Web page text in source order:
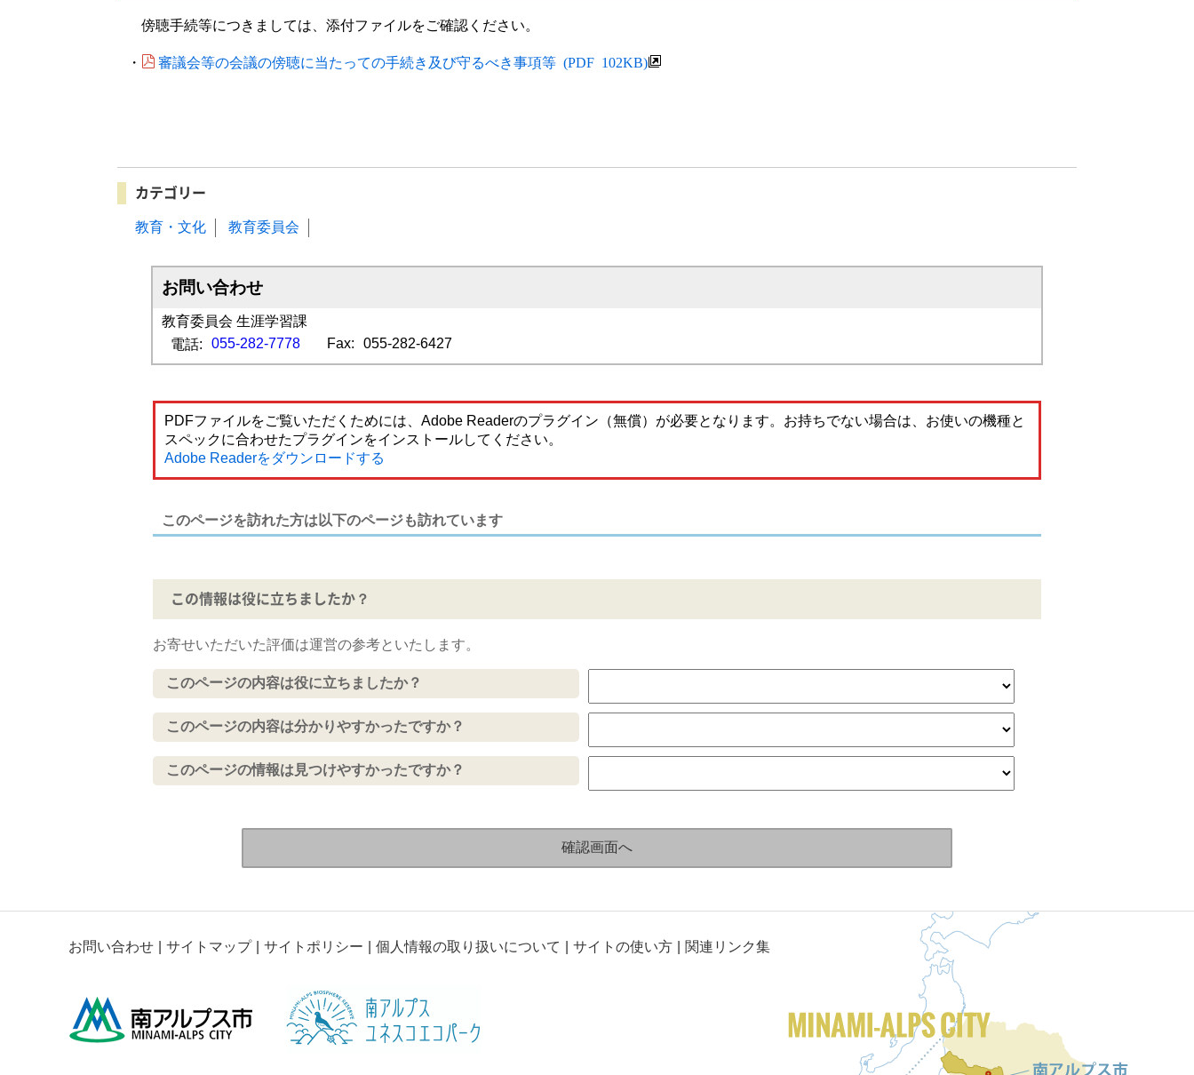
傍聴手続等につきましては、添付ファイルをご確認ください。
・ 審議会等の会議の傍聴に当たっての手続き及び守るべき事項等 (PDF 102KB)
カテゴリー
教育・文化 教育委員会
お問い合わせ
教育委員会 生涯学習課
電話:
055-282-7778 Fax: 055-282-6427
PDFファイルをご覧いただくためには、Adobe Readerのプラグイン（無償）が必要となります。お持ちでない場合は、お使いの機種と
スペックに合わせたプラグインをインストールしてください。
Adobe Readerをダウンロードする
このページを訪れた方は以下のページも訪れています
この情報は役に立ちましたか？
お寄せいただいた評価は運営の参考といたします。
このページの内容は役に立ちましたか？
このページの内容は分かりやすかったですか？
このページの情報は見つけやすかったですか？
お問い合わせ サイトマップ サイトポリシー 個人情報の取り扱いについて サイトの使い方 関連リンク集